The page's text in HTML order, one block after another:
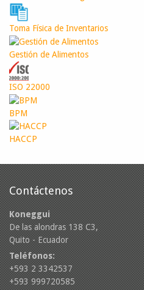
Toma Física de Inventarios
Gestión de Alimentos
ISO 22000
BPM
HACCP
Contáctenos
Koneggui
De las alondras 138 C3,
Quito - Ecuador
Teléfonos:
+593 2 3342537
+593 999720585